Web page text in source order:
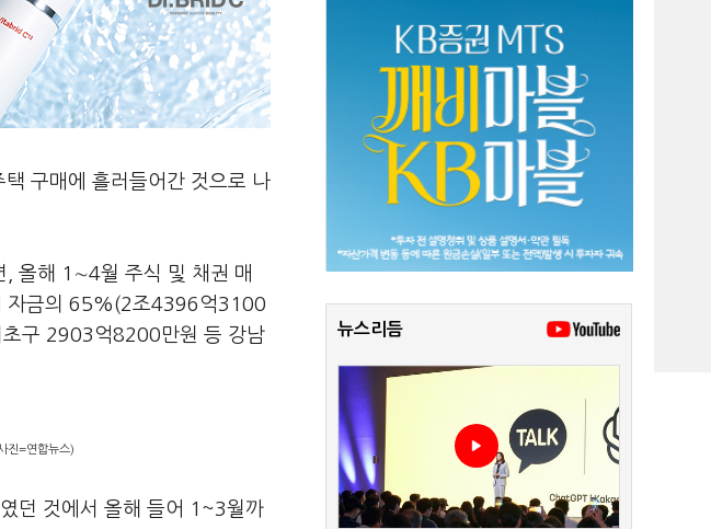
구매에 흘러들어간 것으로 나
, 올해 1∼4월 주식 및 채권 매
자금의 65%(2조4396억3100
구 2903억8200만원 등 강남
진=연합뉴스)
던 것에서 올해 들어 1~3월까
뉴스리듬